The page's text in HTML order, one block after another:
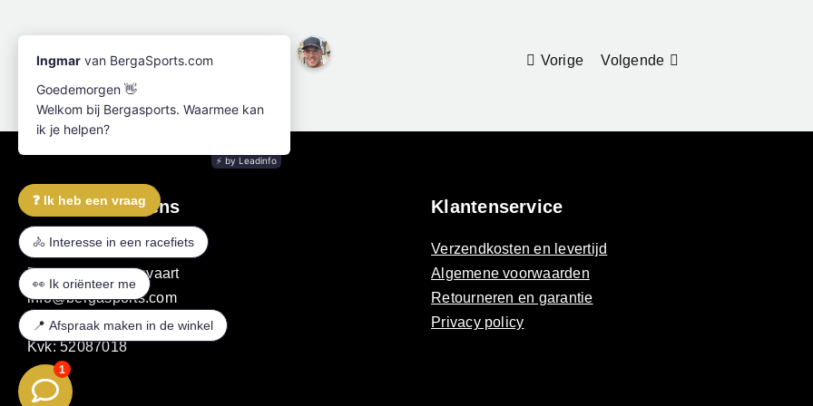
Vorige Volgende
Prestaties
Contactgegevens
Julianastraat 3A
7701 GH Dedemsvaart
info@bergasports.com
06 - 8316 2631
Kvk: 52087018
Klantenservice
Verzendkosten en levertijd
Algemene voorwaarden
Retourneren en garantie
Privacy policy